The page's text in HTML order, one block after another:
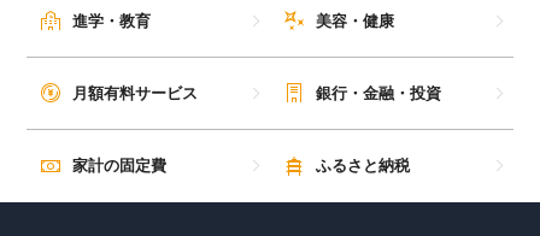
進学・教育 美容・健康
月額有料サービス 銀行・金融・投資
家計の固定費 ふるさと納税